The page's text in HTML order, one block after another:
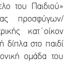
του Παιδιού»
προσφύγων/
κατ΄οίκον
δίπλα στο παιδί
ομάδα του